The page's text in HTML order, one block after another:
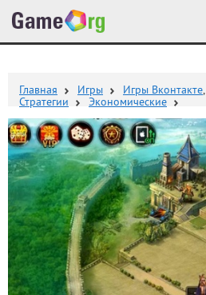
Главная Игры Игры Вконтакте,
Стратегии
Экономические